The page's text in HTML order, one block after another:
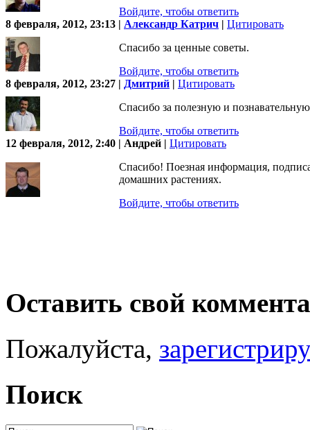
Войдите, чтобы ответить
8 февраля, 2012, 23:13 | Александр Катрич | Цитировать
Спасибо за ценные советы.
Войдите, чтобы ответить
8 февраля, 2012, 23:27 | Дмитрий | Цитировать
Спасибо за полезную и
Войдите, чтобы ответить
12 февраля, 2012, 2:40 | Андрей | Цитировать
Спасибо! Поезная информация,
домашних растениях.
Войдите, чтобы ответить
Оставить свой
Пожалуйста,
Поиск